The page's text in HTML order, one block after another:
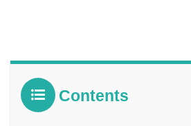
Contents